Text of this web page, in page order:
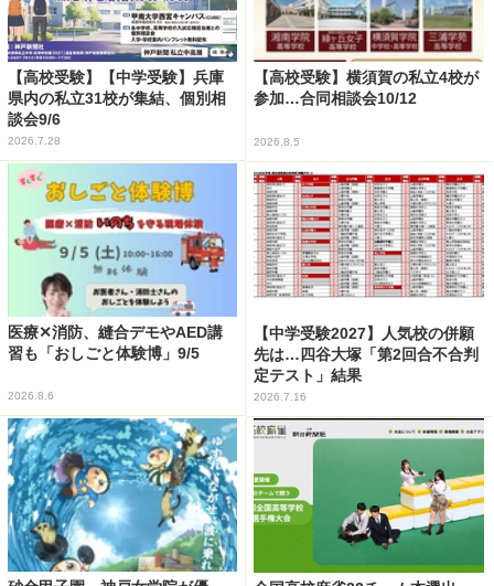
【高校受験】【中学受験】兵庫
県内の私立31校が集結、個別相
談会9/6
2026.7.28
【高校受験】横須賀の私立4校が
参加…合同相談会10/12
2026.8.5
医療✕消防、縫合デモやAED講
習も「おしごと体験博」9/5
2026.8.6
【中学受験2027】人気校の併願
先は…四谷大塚「第2回合不合判
定テスト」結果
2026.7.16